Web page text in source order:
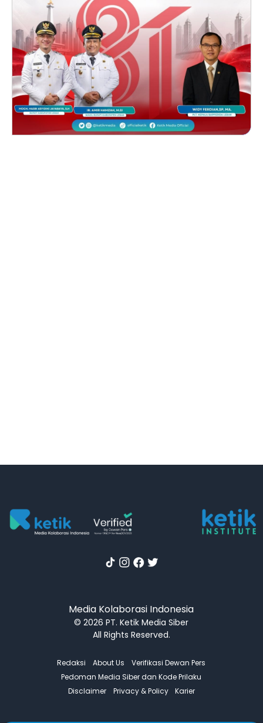
Media Kolaborasi Indonesia
© 2026 PT. Ketik Media Siber
All Rights Reserved.
Redaksi About Us
Verifikasi Dewan Pers
Pedoman Media Siber dan Kode Prilaku
Disclaimer
Privacy & Policy Karier